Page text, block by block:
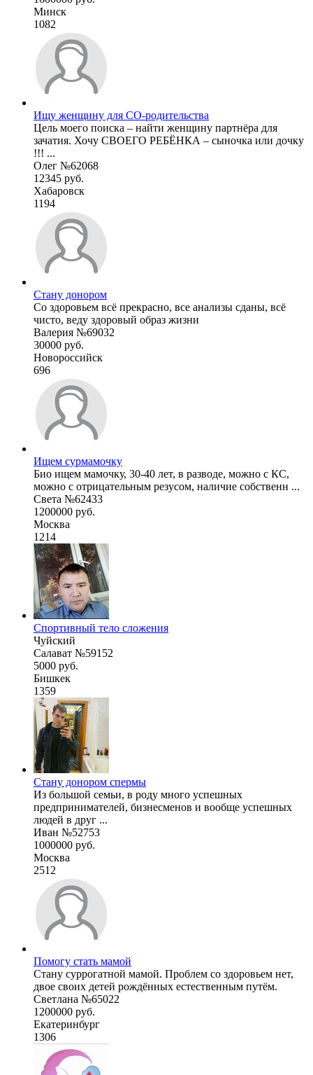
Минск
1082
Ищу женщину для СО-родительства
Цель моего поиска – найти женщину партнёра для
зачатия. Хочу СВОЕГО РЕБЁНКА – сыночка или дочку
!!! ...
Олег №62068
12345 руб.
Хабаровск
1194
Стану донором
Со здоровьем всё прекрасно, все анализы сданы, всё
чисто, веду здоровый образ жизни
Валерия №69032
30000 руб.
Новороссийск
696
Ищем сурмамочку
Био ищем мамочку, 30-40 лет, в разводе, можно с КС,
можно с отрицательным резусом, наличие собственн ...
Света №62433
1200000 руб.
Москва
1214
Спортивный тело сложения
Чуйский
Салават №59152
5000 руб.
Бишкек
1359
Стану донором спермы
Из большой семьи, в роду много успешных
предпринимателей, бизнесменов и вообще успешных
людей в друг ...
Иван №52753
1000000 руб.
Москва
2512
Помогу стать мамой
Стану суррогатной мамой. Проблем со здоровьем нет,
двое своих детей рождённых естественным путём.
Светлана №65022
1200000 руб.
Екатеринбург
1306